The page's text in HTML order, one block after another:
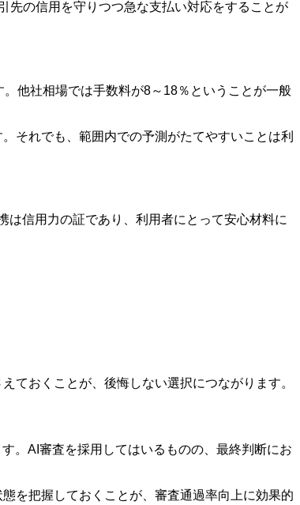
先の信用を守りつつ急な支払い対応をすることが
他社相場では手数料が8～18％ということが一般
それでも、範囲内での予測がたてやすいことは利
信用力の証であり、利用者にとって安心材料に
ておくことが、後悔しない選択につながります。
。AI審査を採用してはいるものの、最終判断にお
を把握しておくことが、審査通過率向上に効果的